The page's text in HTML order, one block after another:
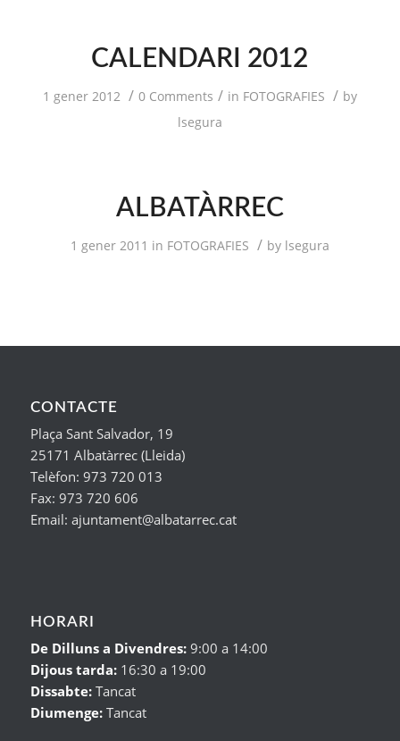
CALENDARI 2012
1 gener 2012 / 0 Comments / in FOTOGRAFIES / by
lsegura
ALBATÀRREC
1 gener 2011 in FOTOGRAFIES / by lsegura
CONTACTE
Plaça Sant Salvador, 19
25171 Albatàrrec (Lleida)
Telèfon: 973 720 013
Fax: 973 720 606
Email: ajuntament@albatarrec.cat
HORARI
De Dilluns a Divendres:9:00 a 14:00
Dijous tarda:16:30 a 19:00
Dissabte:Tancat
Diumenge:Tancat